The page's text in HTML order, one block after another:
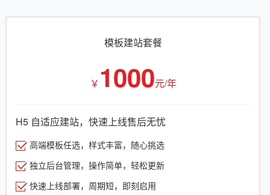
模板建站套餐
￥ 1000元/年
H5 自适应建站，快速上线售后无忧
高端模板任选，样式丰富，随心挑选
独立后台管理，操作简单，轻松更新
快速上线部署，周期短，即刻启用